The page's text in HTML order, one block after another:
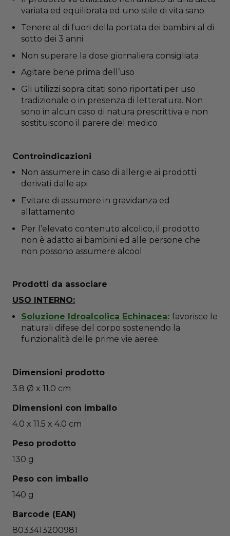
variata ed equilibrata ed uno stile di vita sano
Tenere al di fuori della portata dei bambini al di
sotto dei 3 anni
Non superare la dose giornaliera consigliata
Agitare bene prima dell’uso
Gli utilizzi sopra citati sono riportati per uso
tradizionale o in presenza di letteratura. Non
sono in alcun caso di natura prescrittiva e non
sostituiscono il parere del medico
Controindicazioni
Non assumere in caso di allergie ai prodotti
derivati dalle api
Evitare di assumere in gravidanza ed
allattamento
Per l’elevato contenuto alcolico, il prodotto
non è adatto ai bambini ed alle persone che
non possono assumere alcool
Prodotti da associare
USO INTERNO:
Soluzione Idroalcolica Echinacea: favorisce le
naturali difese del corpo sostenendo la
funzionalità delle prime vie aeree.
Dimensioni prodotto
3.8 Ø x 11.0 cm
Dimensioni con imballo
4.0 x 11.5 x 4.0 cm
Peso prodotto
130 g
Peso con imballo
140 g
Barcode (EAN)
8033413200981